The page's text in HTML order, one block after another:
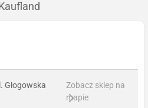
Głogowska
Zobacz sklep na
mapie